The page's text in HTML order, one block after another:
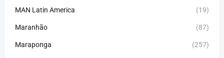
MAN Latin America (19)
Maranhão (87)
Maraponga (257)